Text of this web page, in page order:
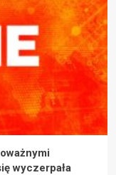
wyczerpała